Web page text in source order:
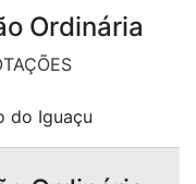
Ordinária
do Iguaçu